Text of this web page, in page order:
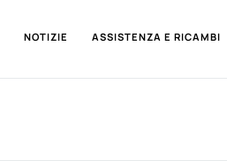
NOTIZIE ASSISTENZA E RICAMBI